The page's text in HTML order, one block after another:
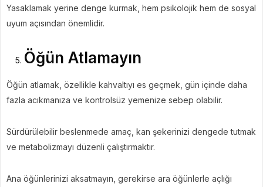
Yasaklamak yerine denge kurmak, hem psikolojik hem de sosyal
uyum açısından önemlidir.
Öğün Atlamayın
Öğün atlamak, özellikle kahvaltıyı es geçmek, gün içinde daha
fazla acıkmanıza ve kontrolsüz yemenize sebep olabilir.
Sürdürülebilir beslenmede amaç, kan şekerinizi dengede tutmak
ve metabolizmayı düzenli çalıştırmaktır.
Ana öğünlerinizi aksatmayın, gerekirse ara öğünlerle açlığı